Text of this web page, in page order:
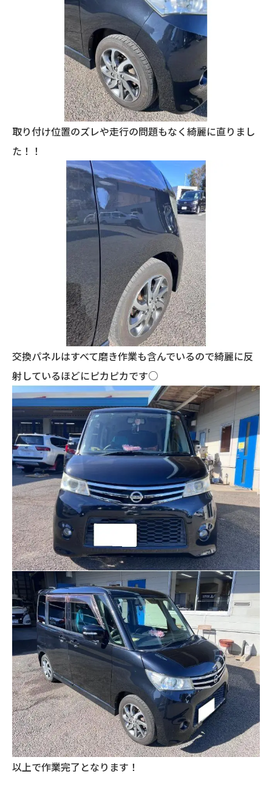
取り付け位置のズレや走行の問題もなく綺麗に直りまし
た！！
交換パネルはすべて磨き作業も含んでいるので綺麗に反
射しているほどにピカピカです○
以上で作業完了となります！